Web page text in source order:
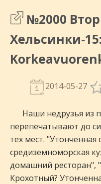
№2000
Хельсинки-
2014-05-27
Наши недрузья из
перепечатывают до
тех мест. "Утонченная
средиземноморская
домашний ресторан",
Крохотный?